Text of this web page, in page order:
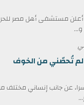
مستشفى أهل مصر
تُحصّني من الخوف
عن جانب إنساني مختلف